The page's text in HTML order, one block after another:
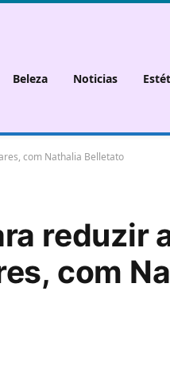
Beleza Noticias
com Nathalia Belletato
reduzir
com